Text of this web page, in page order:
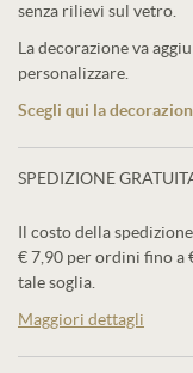
senza rilievi sul vetro.
La decorazione va
personalizzare.
Scegli qui la
SPEDIZIONE
Il costo della
€ 7,90 per ordini fino a
tale soglia.
Maggiori dettagli